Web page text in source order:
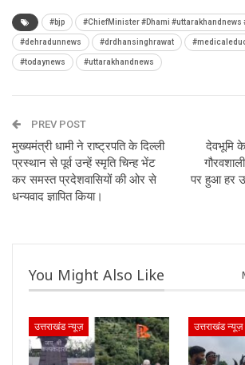
#bjp #ChiefMinister #Dhami #uttarakhandnews
#dehradunnews #drdhansinghrawat
#todaynews #uttarakhandnews
PREV POST
मुख्यमंत्री धामी ने राष्ट्रपति के दिल्ली
प्रस्थान से पूर्व उन्हें स्मृति चिन्ह भेंट
कर समस्त प्रदेशवासियों की ओर से
धन्यवाद ज्ञापित किया।
देवभूमि
पर हुआ हर
You Might Also Like
उत्तराखंड न्यूज़ उत्तराखंड न्यूज़